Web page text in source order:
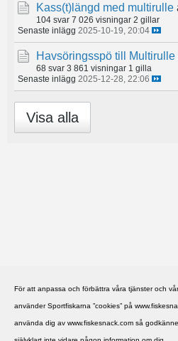
För att anpassa och förbättra våra tjänster och
använder Sportfiskarna ”cookies” på
använda dig av www.fiskesnack.com så
Kass(t)längd med multirulle
104 svar 7 026 visningar 2 gillar
Senaste inlägg 2025-10-19, 20:04
Havsöringsspö till Multirulle
68 svar 3 861 visningar 1 gilla
Senaste inlägg 2025-12-28, 22:06
Visa alla